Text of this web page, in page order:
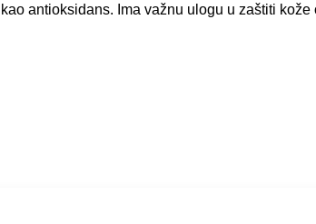
antioksidans. Ima važnu ulogu u zaštiti